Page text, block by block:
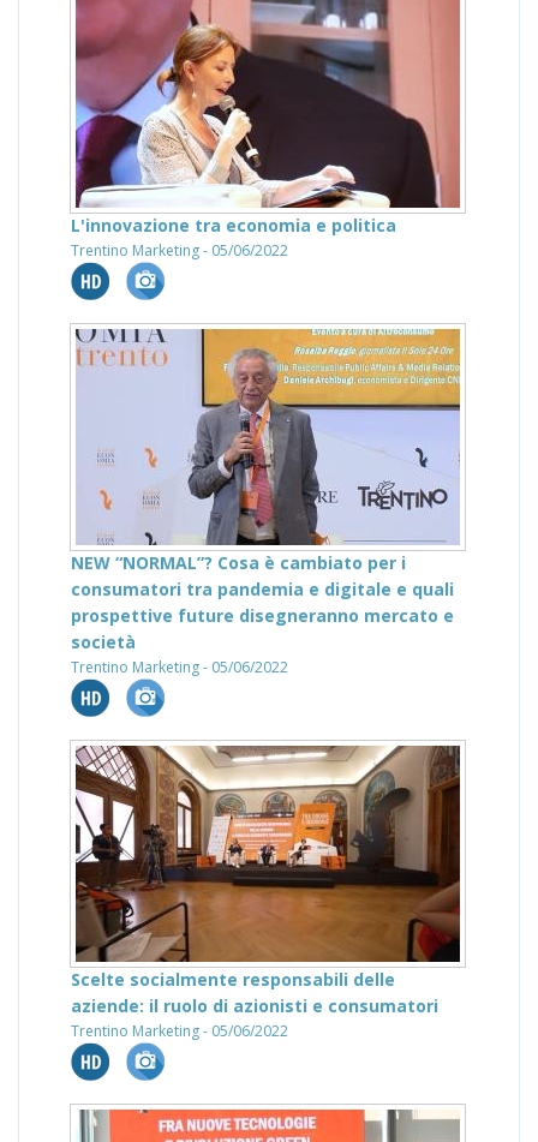
L'innovazione tra economia e politica
Trentino Marketing - 05/06/2022
NEW “NORMAL”? Cosa è cambiato per i
consumatori tra pandemia e digitale e quali
prospettive future disegneranno mercato e
società
Trentino Marketing - 05/06/2022
Scelte socialmente responsabili delle
aziende: il ruolo di azionisti e consumatori
Trentino Marketing - 05/06/2022